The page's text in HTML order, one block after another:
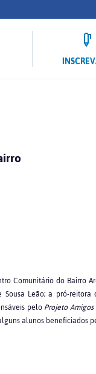
Comunitário do Bairro
Leão; a pró-reitora
peloProjeto
alunos beneficiados